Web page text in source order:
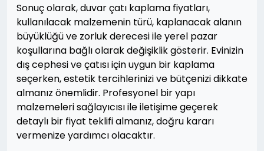
Sonuç olarak, duvar çatı kaplama fiyatları,
kullanılacak malzemenin türü, kaplanacak alanın
büyüklüğü ve zorluk derecesi ile yerel pazar
koşullarına bağlı olarak değişiklik gösterir. Evinizin
dış cephesi ve çatısı için uygun bir kaplama
seçerken, estetik tercihlerinizi ve bütçenizi dikkate
almanız önemlidir. Profesyonel bir yapı
malzemeleri sağlayıcısı ile iletişime geçerek
detaylı bir fiyat teklifi almanız, doğru kararı
vermenize yardımcı olacaktır.